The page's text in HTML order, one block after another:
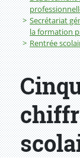
Secrétariat
la formation
Rentrée